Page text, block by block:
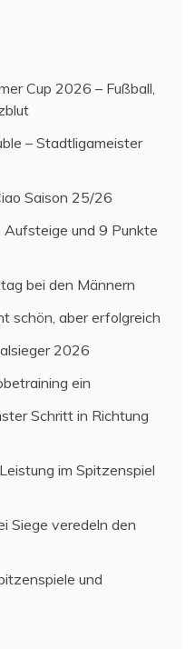
Cup 2026 – Fußball,
– Stadtligameister
Saison 25/26
Aufsteige und 9 Punkte
bei den Männern
schön, aber erfolgreich
2026
ein
Schritt in Richtung
im Spitzenspiel
Siege veredeln den
und